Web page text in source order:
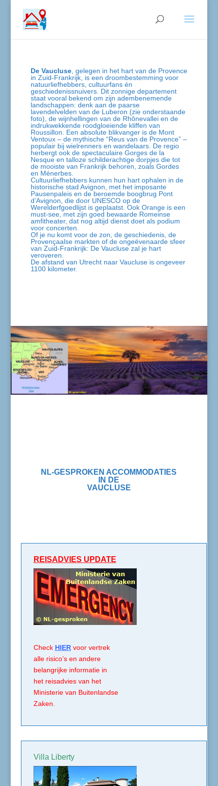
De Vaucluse, gelegen in het hart van de Provence
in Zuid-Frankrijk, is een droombestemming voor
natuurliefhebbers, cultuurfans én
geschiedenissnuivers. Dit zonnige departement
staat vooral bekend om zijn adembenemende
landschappen: denk aan de paarse
lavendelvelden van de Luberon (zie onderstaande
foto), de wijnhellingen van de Rhônevallei en de
indrukwekkende roodgloeiende kliffen van
Roussillon. Een absolute blikvanger is de Mont
Ventoux – de mythische “Reus van de Provence” –
populair bij wielrenners en wandelaars. De regio
herbergt ook de spectaculaire Gorges de la
Nesque en talloze schilderachtige dorpjes die tot
de mooiste van Frankrijk behoren, zoals Gordes
en Ménerbes.
Cultuurliefhebbers kunnen hun hart ophalen in de
historische stad Avignon, met het imposante
Pausenpaleis en de beroemde boogbrug Pont
d’Avignon, die door UNESCO op de
Werelderfgoedlijst is geplaatst. Ook Orange is een
must-see, met zijn goed bewaarde Romeinse
amfitheater, dat nog altijd dienst doet als podium
voor concerten.
Of je nu komt voor de zon, de geschiedenis, de
Provençaalse markten of de ongeëvenaarde sfeer
van Zuid-Frankrijk: De Vaucluse zal je hart
veroveren.
De afstand van Utrecht naar Vaucluse is ongeveer
1100 kilometer.
NL-GESPROKEN ACCOMMODATIES
IN DE
VAUCLUSE
REISADVIES UPDATE
Check HIERvoor vertrek
alle risico’s en andere
belangrijke informatie in
het reisadvies van het
Ministerie van Buitenlandse
Zaken.
Villa Liberty